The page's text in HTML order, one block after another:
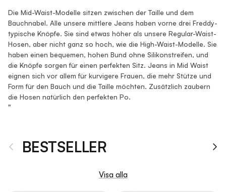
Die Mid-Waist-Modelle sitzen zwischen der Taille und dem
Bauchnabel. Alle unsere mittlere Jeans haben vorne drei Freddy-
typische Knöpfe. Sie sind etwas höher als unsere Regular-Waist-
Hosen, aber nicht ganz so hoch, wie die High-Waist-Modelle. Sie
haben einen bequemen, hohen Bund ohne Silikonstreifen, und
die Knöpfe sorgen für einen perfekten Sitz. Jeans in Mid Waist
eignen sich vor allem für kurvigere Frauen, die mehr Stütze und
Form für den Bauch und die Taille möchten. Zusätzlich zaubern
die Hosen natürlich den perfekten Po.
"
Tidigare
BESTSELLER
Visa alla